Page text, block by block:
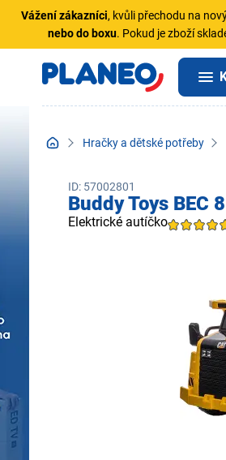
Vážení zákazníci, kvůli přechodu na
nebo do boxu. Pokud je zboží
Hračky a dětské potřeby
ID: 57002801
Buddy Toys BEC
Elektrické autíčko